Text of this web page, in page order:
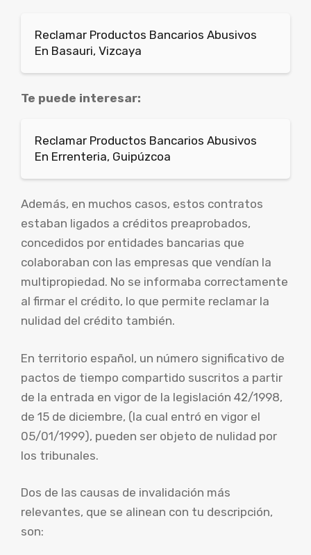
Reclamar Productos Bancarios Abusivos
En Basauri, Vizcaya
Te puede interesar:
Reclamar Productos Bancarios Abusivos
En Errenteria, Guipúzcoa
Además, en muchos casos, estos contratos
estaban ligados a créditos preaprobados,
concedidos por entidades bancarias que
colaboraban con las empresas que vendían la
multipropiedad. No se informaba correctamente
al firmar el crédito, lo que permite reclamar la
nulidad del crédito también.
En territorio español, un número significativo de
pactos de tiempo compartido suscritos a partir
de la entrada en vigor de la legislación 42/1998,
de 15 de diciembre, (la cual entró en vigor el
05/01/1999), pueden ser objeto de nulidad por
los tribunales.
Dos de las causas de invalidación más
relevantes, que se alinean con tu descripción,
son: